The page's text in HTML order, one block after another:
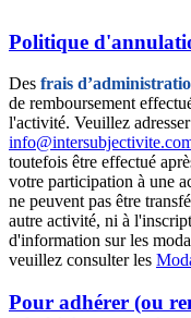
Politique
Des frais
de remboursement
l'activité. Veuillez
toutefois être effectué
votre participation à une
ne peuvent pas être
autre activité, ni à
d'information sur les
veuillez consulter les
Pour adhérer (ou